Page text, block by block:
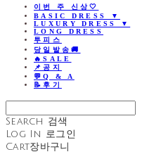
이번 주 신상🤍
BASIC DRESS ▼
LUXURY DRESS ▼
LONG DRESS
투피스
당일발송🚚
🔥SALE
📌공지
💬Q & A
📝후기
Search 검색
Log In 로그인
Cart장바구니